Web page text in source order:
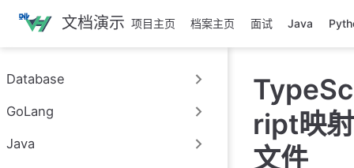
跳
主
內
文档演示 项目主页 档案主页 面试 Java
Database
GoLang
Java
TypeSc
ript映射
文件